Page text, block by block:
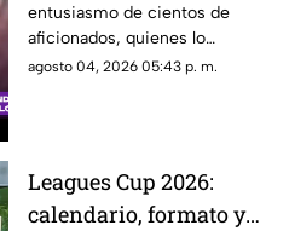
convertirse en refuerzo
de Colo Colo
entusiasmo de cientos de
aficionados, quienes lo
recibieron con cánticos y
agosto 04, 2026 05:43 p. m.
Leagues Cup 2026:
calendario, formato y